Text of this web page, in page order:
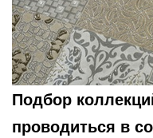
Подбор
проводиться в